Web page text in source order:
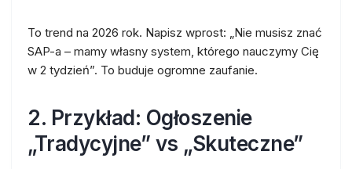
To trend na 2026 rok. Napisz wprost: „Nie musisz znać
SAP-a – mamy własny system, którego nauczymy Cię
w 2 tydzień”. To buduje ogromne zaufanie.
2. Przykład: Ogłoszenie
„Tradycyjne” vs „Skuteczne”